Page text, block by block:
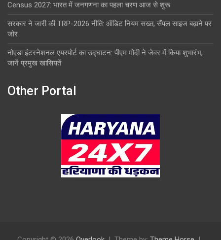
Census 2027: भारत में जनगणना का पहला चरण आज से शुरू
सरकार ने जारी की TRP-2026 नीति: ऑडिट नियम सख्त, सैंपल साइज बढ़ाने पर
जोर
नोएडा इंटरनेशनल एयरपोर्ट का उद्घाटन: पीएम मोदी ने जेवर में किया शुभारंभ,
जानें प्रमुख खासियतें
Other Portal